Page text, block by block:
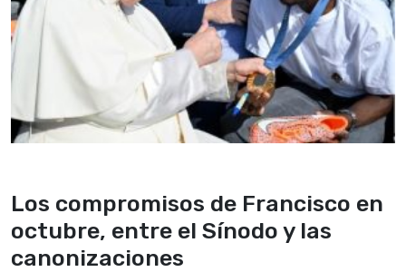
Los compromisos de Francisco en
octubre, entre el Sínodo y las
canonizaciones